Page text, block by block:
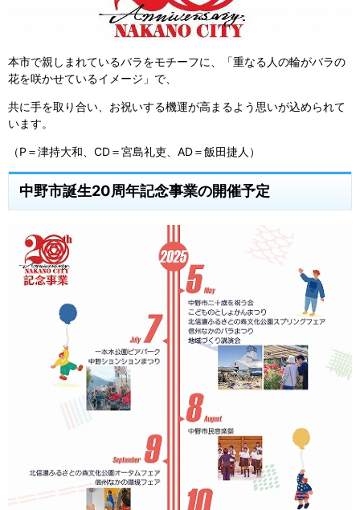
本市で親しまれているバラをモチーフに、「重なる人の輪がバラの
花を咲かせているイメージ」で、
共に手を取り合い、お祝いする機運が高まるよう思いが込められて
います。
（P＝津持大和、CD＝宮島礼吏、AD＝飯田捷人）
中野市誕生20周年記念事業の開催予定